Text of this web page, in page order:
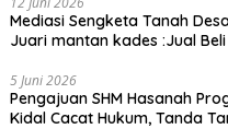
Mediasi Sengketa Tanah
Juari mantan kades :Jual
Membatalkan Hak Warga.
5 Juni 2026
Pengajuan SHM Hasanah
Kidal Cacat Hukum, Tanda